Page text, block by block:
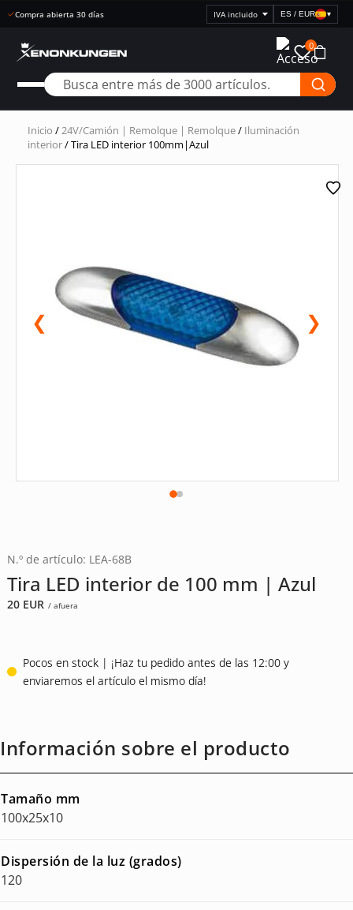
Entrega rápida
Seleccionar
visualización
precios
ES / EUR ▾
0
Inicio /24V/Camión | Remolque | Remolque/ Iluminación
interior/ Tira LED interior 100mm|Azul
❮ ❯
N.º de artículo: LEA-68B
Tira LED interior de 100 mm | Azul
20 EUR / afuera
Pocos en stock | ¡Haz tu pedido antes de las 12:00 y
enviaremos el artículo el mismo día!
Información sobre el producto
Tamaño mm
100x25x10
Dispersión de la luz (grados)
120